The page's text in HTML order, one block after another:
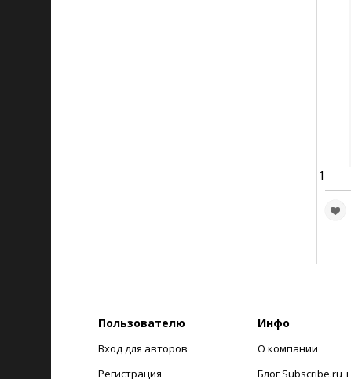
1
Пользователю
Вход для авторов
Регистрация
Инфо
О компании
Блог Subscribe.ru +